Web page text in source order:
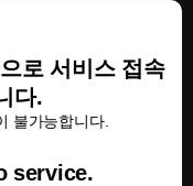
로 서비스 접속
다.
불가능합니다.
service.